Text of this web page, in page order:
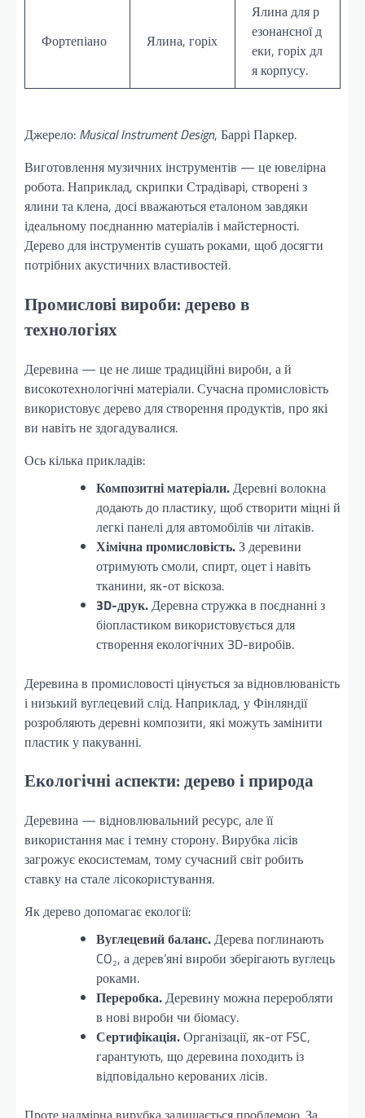
Фортепіано Ялина, горіх
Ялина для р
езонансної д
еки, горіх дл
я корпусу.
Джерело: Musical Instrument Design, Баррі Паркер.
Виготовлення музичних інструментів — це ювелірна
робота. Наприклад, скрипки Страдіварі, створені з
ялини та клена, досі вважаються еталоном завдяки
ідеальному поєднанню матеріалів і майстерності.
Дерево для інструментів сушать роками, щоб досягти
потрібних акустичних властивостей.
Промислові вироби: дерево в
технологіях
Деревина — це не лише традиційні вироби, а й
високотехнологічні матеріали. Сучасна промисловість
використовує дерево для створення продуктів, про які
ви навіть не здогадувалися.
Ось кілька прикладів:
Композитні матеріали.Деревні волокна
додають до пластику, щоб створити міцні й
легкі панелі для автомобілів чи літаків.
Хімічна промисловість.З деревини
отримують смоли, спирт, оцет і навіть
тканини, як-от віскоза.
3D-друк.Деревна стружка в поєднанні з
біопластиком використовується для
створення екологічних 3D-виробів.
Деревина в промисловості цінується за відновлюваність
і низький вуглецевий слід. Наприклад, у Фінляндії
розробляють деревні композити, які можуть замінити
пластик у пакуванні.
Екологічні аспекти: дерево і природа
Деревина — відновлювальний ресурс, але її
використання має і темну сторону. Вирубка лісів
загрожує екосистемам, тому сучасний світ робить
ставку на стале лісокористування.
Як дерево допомагає екології:
Вуглецевий баланс.Дерева поглинають
CO₂, а дерев’яні вироби зберігають вуглець
роками.
Переробка.Деревину можна переробляти
в нові вироби чи біомасу.
Сертифікація.Організації, як-от FSC,
гарантують, що деревина походить із
відповідально керованих лісів.